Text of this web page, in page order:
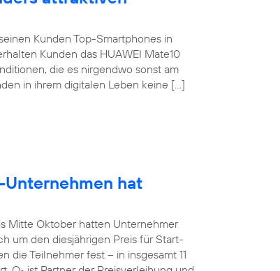
Kunden Top-Smartphones in
Kunden das HUAWEI Mate10
die es nirgendwo sonst am
in ihrem digitalen Leben keine […]
hat
Mitte Oktober hatten Unternehmer
um den diesjährigen Preis für Start-
die Teilnehmer fest – in insgesamt 11